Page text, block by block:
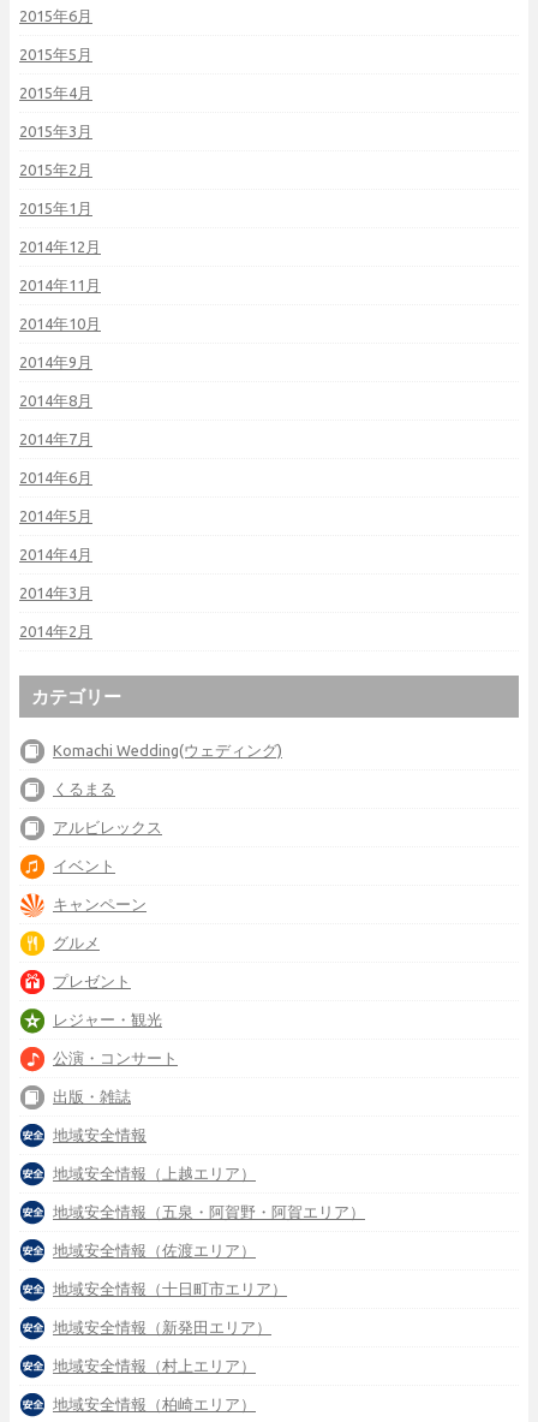
2015年6月
2015年5月
2015年4月
2015年3月
2015年2月
2015年1月
2014年12月
2014年11月
2014年10月
2014年9月
2014年8月
2014年7月
2014年6月
2014年5月
2014年4月
2014年3月
2014年2月
カテゴリー
Komachi Wedding(ウェディング)
くるまる
アルビレックス
イベント
キャンペーン
グルメ
プレゼント
レジャー・観光
公演・コンサート
出版・雑誌
地域安全情報
地域安全情報（上越エリア）
地域安全情報（五泉・阿賀野・阿賀エリア）
地域安全情報（佐渡エリア）
地域安全情報（十日町市エリア）
地域安全情報（新発田エリア）
地域安全情報（村上エリア）
地域安全情報（柏崎エリア）